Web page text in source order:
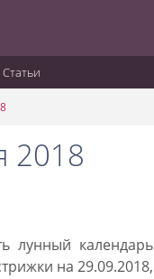
Статьи
2018
лунный календарь
на 29.09.2018,